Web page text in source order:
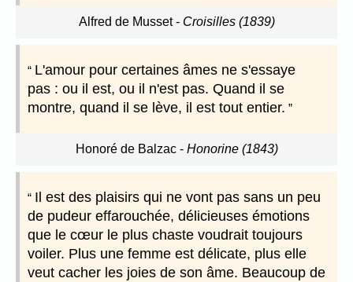
Alfred de Musset- Croisilles (1839)
L'amour pour certaines âmes ne s'essaye
pas : ou il est, ou il n'est pas. Quand il se
montre, quand il se lève, il est tout entier.
Honoré de Balzac- Honorine (1843)
Il est des plaisirs qui ne vont pas sans un peu
de pudeur effarouchée, délicieuses émotions
que le cœur le plus chaste voudrait toujours
voiler. Plus une femme est délicate, plus elle
veut cacher les joies de son âme. Beaucoup de